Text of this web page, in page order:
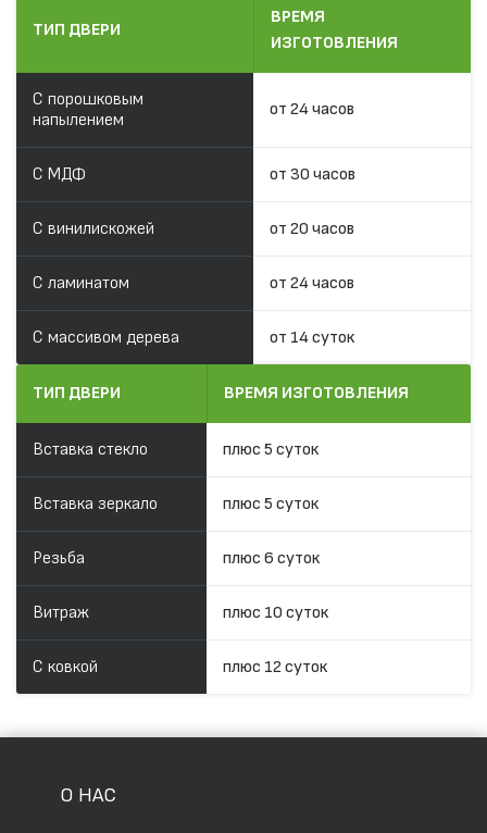
ТИП ДВЕРИ
ВРЕМЯ
ИЗГОТОВЛЕНИЯ
С порошковым
напылением
от 24 часов
С МДФ от 30 часов
С винилискожей от 20 часов
С ламинатом от 24 часов
С массивом дерева от 14 суток
ТИП ДВЕРИ ВРЕМЯ ИЗГОТОВЛЕНИЯ
Вставка стекло плюс 5 суток
Вставка зеркало плюс 5 суток
Резьба плюс 6 суток
Витраж плюс 10 суток
С ковкой плюс 12 суток
О НАС